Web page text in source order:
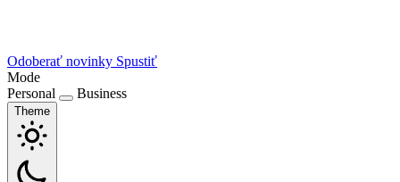
Odoberať novinky Spustiť
Mode
Personal
Business
Theme